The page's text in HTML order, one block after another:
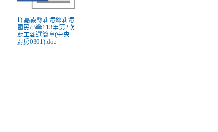
1) 嘉義縣新港鄉新港
國民小學113年第2次
廚工甄選簡章(中央
廚房0301).doc